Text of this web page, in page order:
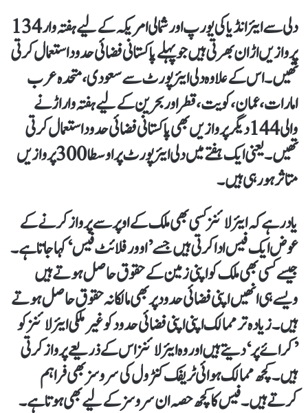
دلی سے ایئر انڈیا کی یورپ اور شمالی امریکہ کے لیے ہفتہ وار 134
پروازیں اڑان بھرتی ہیں جو پہلے پاکستانی فضائی حدود استعمال کرتی
تھیں۔ اس کے علاوہ دلی ایئرپورٹ سے سعودی، متحدہ عرب
امارات، عمان، کویت، قطر اور بحرین کے لیے ہفتہ وار اڑنے
والی 144 دیگر پروازیں بھی پاکستانی فضائی حدود استعمال کرتی
تھیں۔ یعنی ایک ہفتے میں دلی ایئرپورٹ پر اوسطا 300 پروازیں
متاثر ہو رہی ہیں۔
یاد رہے کہ ایئر لائنز کسی بھی ملک کے اوپر سے پرواز کرنے کے
عوض ایک فیس ادا کرتی ہیں جسے ’اوور فلائٹ فیس‘ کہا جاتا ہے۔
جیسے کسی بھی ملک کو اپنی زمین کے حقوق حاصل ہوتے ہیں
ویسے ہی انھیں اپنی فضائی حدود پر بھی مالکانہ حقوق حاصل ہوتے
ہیں۔ زیادہ تر ممالک اپنی اپنی فضائی حدود کو غیر ملکی ایئر لائنز کو
’کرائے پر‘ دیتے ہیں اور وہ ایئر لائنز اس کے ذریعے پرواز کرتی
ہیں۔کچھ ممالک ہوائی ٹریفک کنٹرول کی سروسز بھی فراہم
کرتے ہیں۔ فیس کا کچھ حصہ ان سروسز کے لیے بھی ہوتا ہے۔